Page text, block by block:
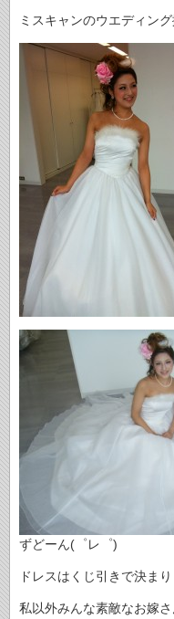
ミスキャンのウエディン
ずどーん(゜レ゜)
ドレスはくじ引きで決ま
私以外みんな素敵なお嫁